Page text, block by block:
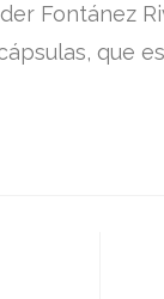
Fontánez
que